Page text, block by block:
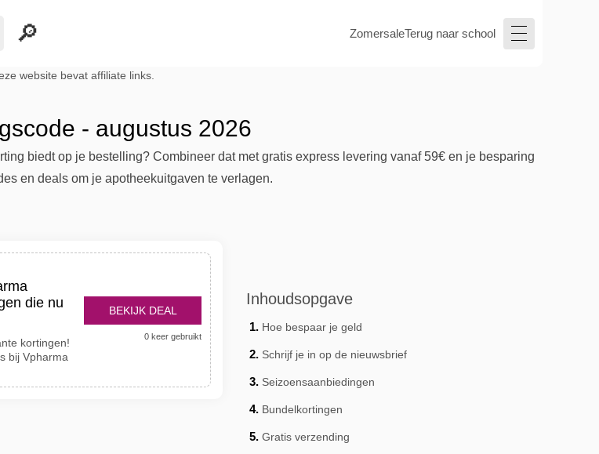
ZomersaleTerug naar school
website bevat affiliate links.
- augustus 2026
biedt op je bestelling? Combineer dat met gratis express levering vanaf 59€ en je besparing
en deals om je apotheekuitgaven te verlagen.
die nu
kortingen!
bij Vpharma
BEKIJK DEAL
0 keer gebruikt
Inhoudsopgave
Hoe bespaar je geld
Schrijf je in op de nieuwsbrief
Seizoensaanbiedingen
Bundelkortingen
Gratis verzending